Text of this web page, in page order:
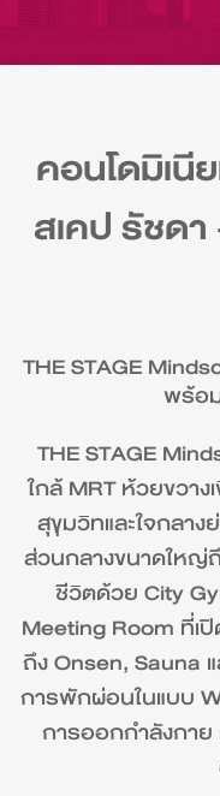
คอนโดมิเนี
สเคป รัชด
THE STAGE
พร้อ
THE STAGE
ใกล้ MRT ห้วยขวา
สุขุมวิทและใจกลา
ส่วนกลางขนาดใหญ่
ชีวิตด้วย City
Meeting Room ที่เ
ถึง Onsen, Sauna
การพักผ่อนในแบบ
การออกกำลังกาย